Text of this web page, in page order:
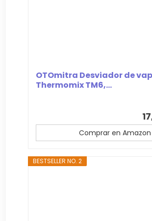
OTOmitra Desviador de
Thermomix TM6,...
Comprar en Amazon
BESTSELLER NO. 2